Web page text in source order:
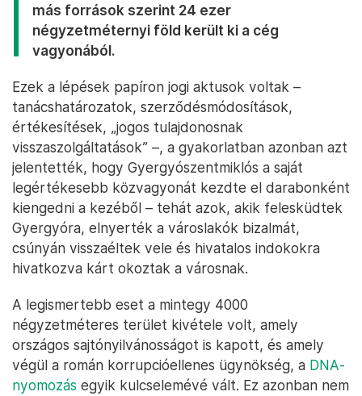
más források szerint 24 ezer
négyzetméternyi föld került ki a cég
vagyonából.
Ezek a lépések papíron jogi aktusok voltak –
tanácshatározatok, szerződésmódosítások,
értékesítések, „jogos tulajdonosnak
visszaszolgáltatások” –, a gyakorlatban azonban azt
jelentették, hogy Gyergyószentmiklós a saját
legértékesebb közvagyonát kezdte el darabonként
kiengedni a kezéből – tehát azok, akik felesküdtek
Gyergyóra, elnyerték a városlakók bizalmát,
csúnyán visszaéltek vele és hivatalos indokokra
hivatkozva kárt okoztak a városnak.
A legismertebb eset a mintegy 4000
négyzetméteres terület kivétele volt, amely
országos sajtónyilvánosságot is kapott, és amely
végül a román korrupcióellenes ügynökség, a DNA-
nyomozás egyik kulcselemévé vált. Ez azonban nem